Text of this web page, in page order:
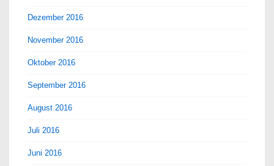
Dezember 2016
November 2016
Oktober 2016
September 2016
August 2016
Juli 2016
Juni 2016